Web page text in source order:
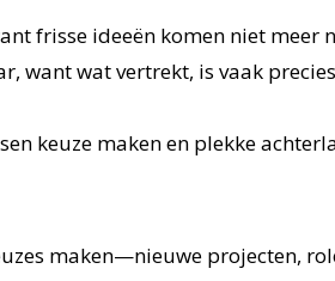
frisse ideeën komen niet meer
want wat vertrekt, is vaak
keuze maken en plekke
maken—nieuwe projecten,